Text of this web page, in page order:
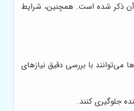
آن ذکر شده است. همچنین، شرایط
با بررسی دقیق نیازهای
جلوگیری کنند.